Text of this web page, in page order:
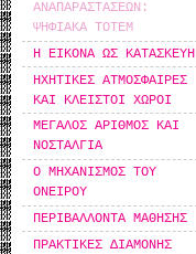
ΑΝΑΠΑΡΑΣΤΑΣΕΩΝ:
ΨΗΦΙΑΚΑ ΤΟΤΕΜ
Η ΕΙΚΟΝΑ ΩΣ ΚΑΤΑΣΚΕΥΗ
ΗΧΗΤΙΚΕΣ ΑΤΜΟΣΦΑΙΡΕΣ
ΚΑΙ ΚΛΕΙΣΤΟΙ ΧΩΡΟΙ
ΜΕΓΑΛΟΣ ΑΡΙΘΜΟΣ ΚΑΙ
ΝΟΣΤΑΛΓΙΑ
Ο ΜΗΧΑΝΙΣΜΟΣ ΤΟΥ
ΟΝΕΙΡΟΥ
ΠΕΡΙΒΑΛΛΟΝΤΑ ΜΑΘΗΣΗΣ
ΠΡΑΚΤΙΚΕΣ ΔΙΑΜΟΝΗΣ